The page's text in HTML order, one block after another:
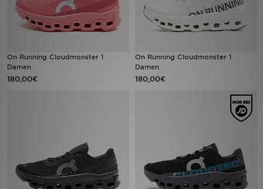
On Running Cloudmonster 1
Damen
180,00€
On Running Cloudmonster 1
Damen
180,00€
Kinder
Bestsellers
JD Exklusives
Geschenkkarte